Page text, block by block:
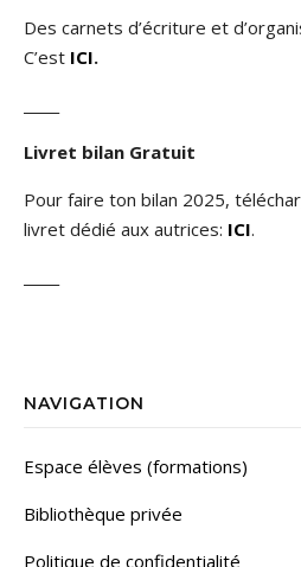
Des carnets d’écriture et
C’est ICI.
Livret bilan Gratuit
Pour faire ton bilan 2025,
livret dédié aux autrices: ICI.
NAVIGATION
Espace élèves (formations)
Bibliothèque privée
Politique de confidentialité